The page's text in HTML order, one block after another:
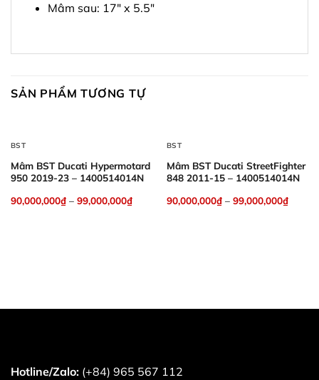
Mâm sau: 17″ x 5.5″
SẢN PHẨM TƯƠNG TỰ
BST
Mâm BST Ducati Hypermotard
950 2019-23 – 1400514014N
90,000,000₫– 99,000,000₫
BST
Mâm BST Ducati StreetFighter
848 2011-15 – 1400514014N
90,000,000₫– 99,000,000₫
Hotline/Zalo: (+84) 965 567 112